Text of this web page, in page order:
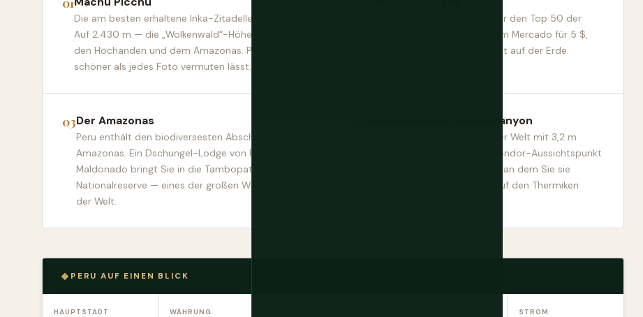
Die am besten erhaltene Inka-Zitadelle der Welt.
Auf 2.430 m — die „Wolkenwald“-Höhe zwischen
den Hochanden und dem Amazonas. Persönlich
schöner als jedes Foto vermuten lässt.
Central, Maido und Kjolle unter den Top 50 der
Welt. Frisches Ceviche in einem Mercado für 5 $,
besser als jedes Ceviche sonst auf der Erde.
Der Amazonas
Peru enthält den biodiversesten Abschnitt des
Amazonas. Ein Dschungel-Lodge von Puerto
Maldonado bringt Sie in die Tambopata-
Nationalreserve — eines der großen Wildtiergebiete
der Welt.
Andenkondore, Colca-Canyon
Der größte fliegende Vogel der Welt mit 3,2 m
Spannweite. Der Cruz-del-Condor-Aussichtspunkt
im Colca-Canyon ist der Ort, an dem Sie sie
zuverlässig aus Armeslänge auf den Thermiken
PERU AUF EINEN BLICK
HAUPTSTADT WÄHRUNG STROM